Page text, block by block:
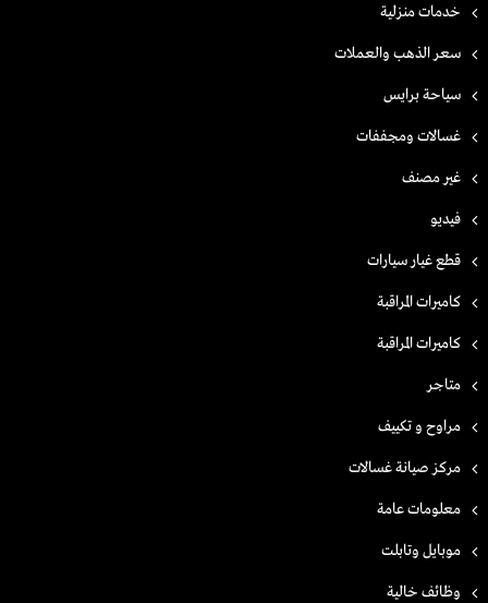
خدمات منزلية
سعر الذهب والعملات
سياحة برايس
غسالات ومجففات
غير مصنف
فيديو
قطع غيار سيارات
كاميرات المراقبة
كاميرات المراقبة
متاجر
مراوح و تكييف
مركز صيانة غسالات
معلومات عامة
موبايل وتابلت
وظائف خالية